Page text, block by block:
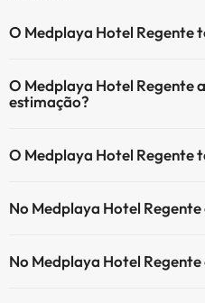
O Medplaya Hotel Regente
O Medplaya Hotel Regente
estimação?
O Medplaya Hotel Regente
Aqui tem mais info sobre a
No Medplaya Hotel
No Medplaya Hotel